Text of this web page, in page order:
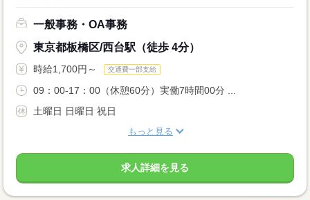
一般事務・OA事務
東京都板橋区/西台駅（徒歩 4分）
時給1,700円～ 交通費一部支給
09：00-17：00（休憩60分）実働7時間00分 ...
土曜日 日曜日 祝日
もっと見る
求人詳細を見る